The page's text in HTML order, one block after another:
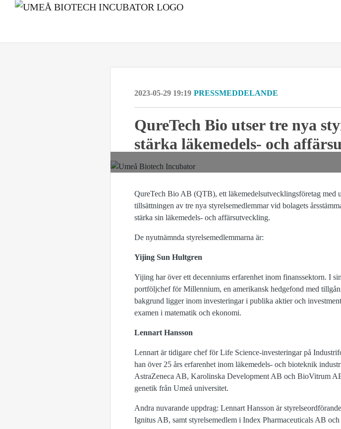
2023-05-29 19:19 PRESSMEDDELANDE
QureTech Bio utser tre nya
stärka läkemedels- och
QureTech Bio AB (QTB), ett läkemedelsutvecklingsföretag med
tillsättningen av tre nya styrelsemedlemmar vid bolagets
stärka sin läkemedels- och affärsutveckling.
De nyutnämnda styrelsemedlemmarna är:
Yijing Sun Hultgren
Yijing har över ett decenniums erfarenhet inom finanssektorn. I
portföljchef för Millennium, en amerikansk hedgefond med
bakgrund ligger inom investeringar i publika aktier och
examen i matematik och ekonomi.
Lennart Hansson
Lennart är tidigare chef för Life Science-investeringar på
han över 25 års erfarenhet inom läkemedels- och bioteknik
AstraZeneca AB, Karolinska Development AB och BioVitrum
genetik från Umeå universitet.
Andra nuvarande uppdrag: Lennart Hansson är
Ignitus AB, samt styrelsemedlem i Index Pharmaceuticals AB